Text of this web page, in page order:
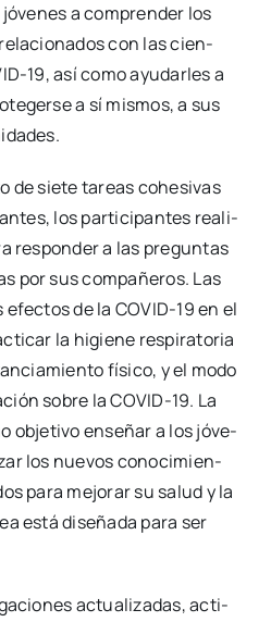
a com­pren­der los
con las cien­
19, así como ayu­dar­les a
a sí mis­mos, a sus
de sie­te tareas cohe­si­vas
los par­ti­ci­pan­tes rea­li­
res­pon­der a las pre­gun­tas
por sus com­pa­ñe­ros. Las
de la COVID-19 en el
la higie­ne res­pi­ra­to­ria
físi­co, y el modo
sobre la COVID-19. La
obje­ti­vo ense­ñar a los jóve­
los nue­vos cono­ci­mien­
para mejo­rar su salud y la
está dise­ña­da para ser
actua­li­za­das, acti­